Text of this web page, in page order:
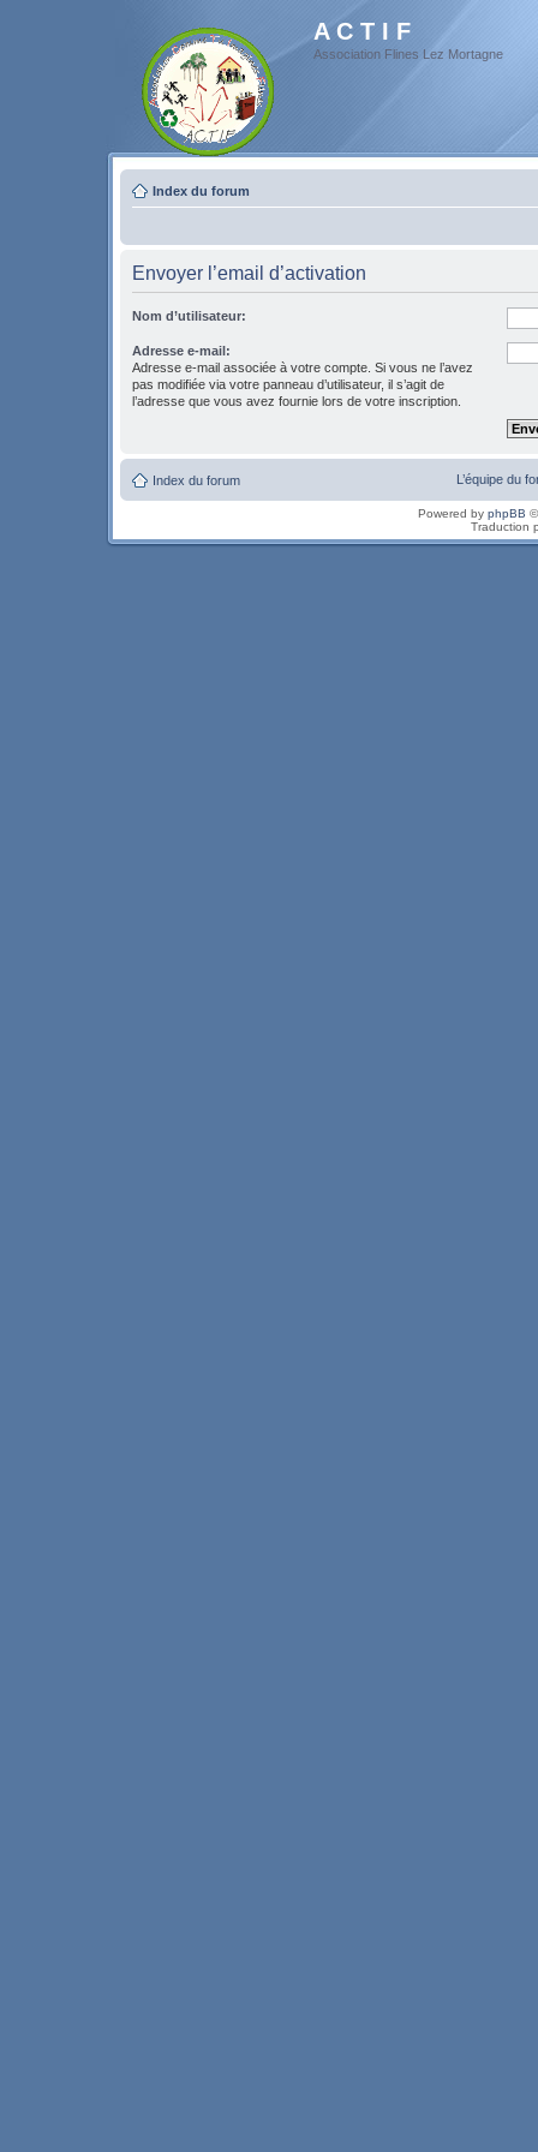
A C T I F
Association Flines Lez Mortagne
Index du forum
Envoyer l’email d’activation
Nom d’utilisateur:
Adresse e-mail:
Adresse e-mail associée à votre compte. Si vous ne l’avez
pas modifiée via votre panneau d’utilisateur, il s’agit de
l’adresse que vous avez fournie lors de votre inscription.
Index du forum L’équipe du
Powered by phpBB
Traduction